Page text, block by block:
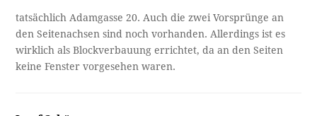
tatsächlich Adamgasse 20. Auch die zwei Vorsprünge an
den Seitenachsen sind noch vorhanden. Allerdings ist es
wirklich als Blockverbauung errichtet, da an den Seiten
keine Fenster vorgesehen waren.